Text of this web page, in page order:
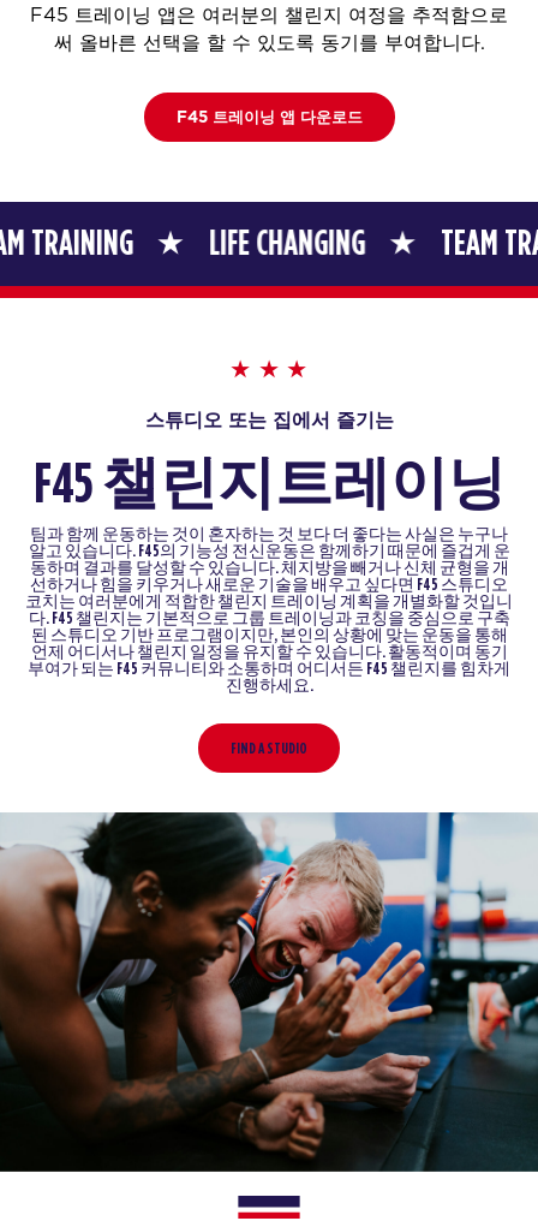
F45 트레이닝 앱은 여러분의 챌린지 여정을 추적함으로
써 올바른 선택을 할 수 있도록 동기를 부여합니다.
F45 트레이닝 앱 다운로드
LIFE CHANGING TEAM TRAINING
스튜디오 또는 집에서 즐기는
F45 챌린지 트레이닝
팀과 함께 운동하는 것이 혼자하는 것 보다 더 좋다는 사실은 누구나
알고 있습니다. F45의 기능성 전신운동은 함께하기 때문에 즐겁게 운
동하며 결과를 달성할 수 있습니다. 체지방을 빼거나 신체 균형을 개
선하거나 힘을 키우거나 새로운 기술을 배우고 싶다면 F45 스튜디오
코치는 여러분에게 적합한 챌린지 트레이닝 계획을 개별화할 것입니
다. F45 챌린지는 기본적으로 그룹 트레이닝과 코칭을 중심으로 구축
된 스튜디오 기반 프로그램이지만, 본인의 상황에 맞는 운동을 통해
언제 어디서나 챌린지 일정을 유지할 수 있습니다. 활동적이며 동기
부여가 되는 F45 커뮤니티와 소통하며 어디서든 F45 챌린지를 힘차게
진행하세요.
FIND A STUDIO